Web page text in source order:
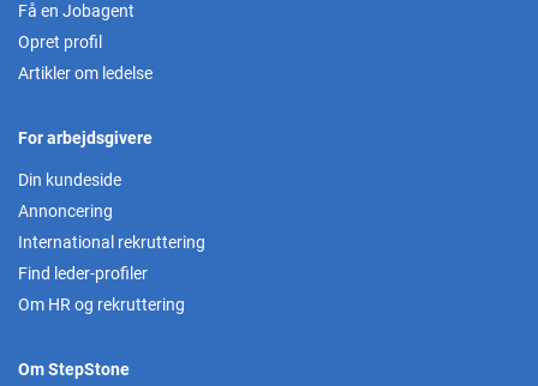
Få en Jobagent
Opret profil
Artikler om ledelse
For arbejdsgivere
Din kundeside
Annoncering
International rekruttering
Find leder-profiler
Om HR og rekruttering
Om StepStone